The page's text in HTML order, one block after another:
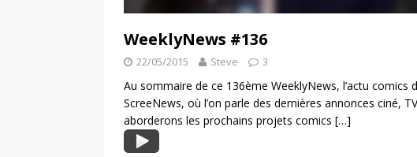
WeeklyNews #136
22/05/2015 Steve 3
Au sommaire de ce 136ème WeeklyNews, l’actu comics
ScreeNews, où l’on parle des dernières annonces ciné,
aborderons les prochains projets comics […]